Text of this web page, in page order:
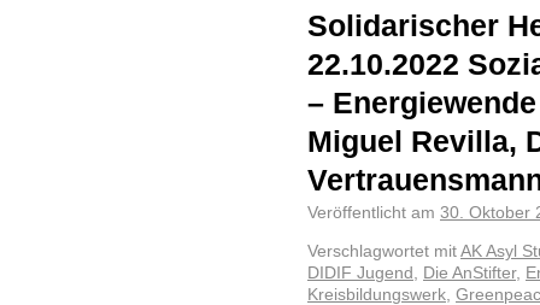
Solidarischer
22.10.2022
–
Miguel Revilla,
Veröffentlicht am 30. Oktober
Verschlagwortet mit AK Asyl
DIDIF Jugend , Die AnStifter,
Kreisbildungswerk,